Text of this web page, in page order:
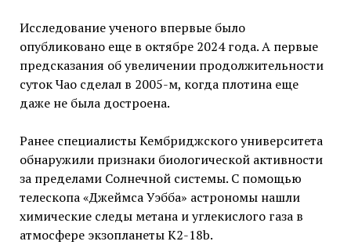
Исследование ученого впервые было
опубликовано еще в октябре 2024 года. А первые
предсказания об увеличении продолжительности
суток Чао сделал в 2005-м, когда плотина еще
даже не была достроена.
Ранее специалисты Кембриджского университета
обнаружили признаки биологической активности
за пределами Солнечной системы. С помощью
телескопа «Джеймса Уэбба» астрономы нашли
химические следы метана и углекислого газа в
атмосфере экзопланеты K2-18b.